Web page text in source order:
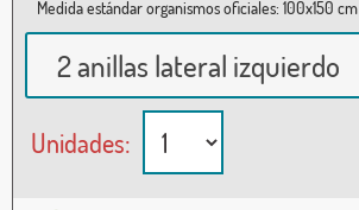
Medida estándar organismos oficiales: 100x150 cm
2 anillas lateral izquierdo
Unidades: